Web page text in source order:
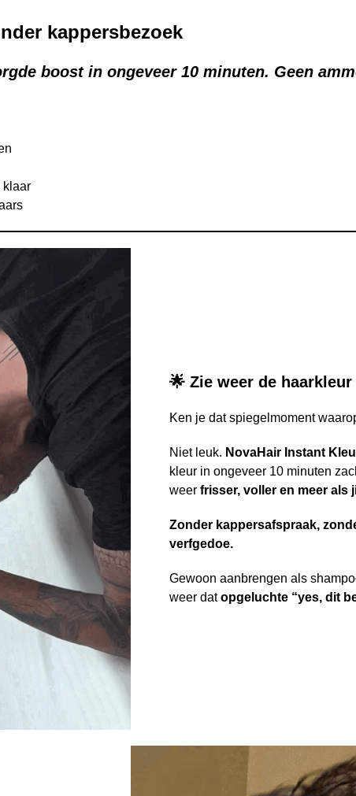
kappersbezoek
boost in ongeveer 10 minuten. Geen
klaar
🌟 Zie weer de
Ken je dat spiegelmoment
Niet leuk. NovaHair Instant
kleur in ongeveer 10 minuten
weer frisser, voller en meer als
Zonder kappersafspraak,
verfgedoe.
Gewoon aanbrengen als
weer datopgeluchte “yes, dit